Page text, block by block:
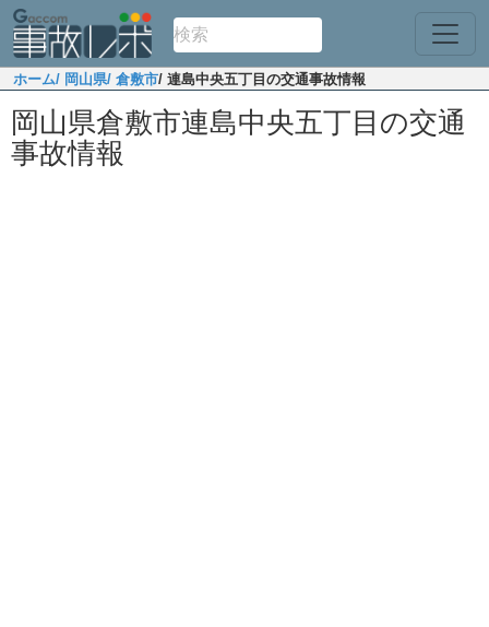
ホーム/ 岡山県/ 倉敷市/ 連島中央五丁目の交通事故情報
岡山県倉敷市連島中央五丁目の交通
事故情報